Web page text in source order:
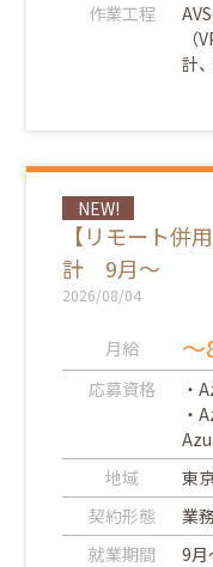
作業工程
計
NEW!
【リモート併
計 9月～
2026/08/04
月給 ～
応募資格
・
・
地域
東
契約形態
業
就業期間
9月